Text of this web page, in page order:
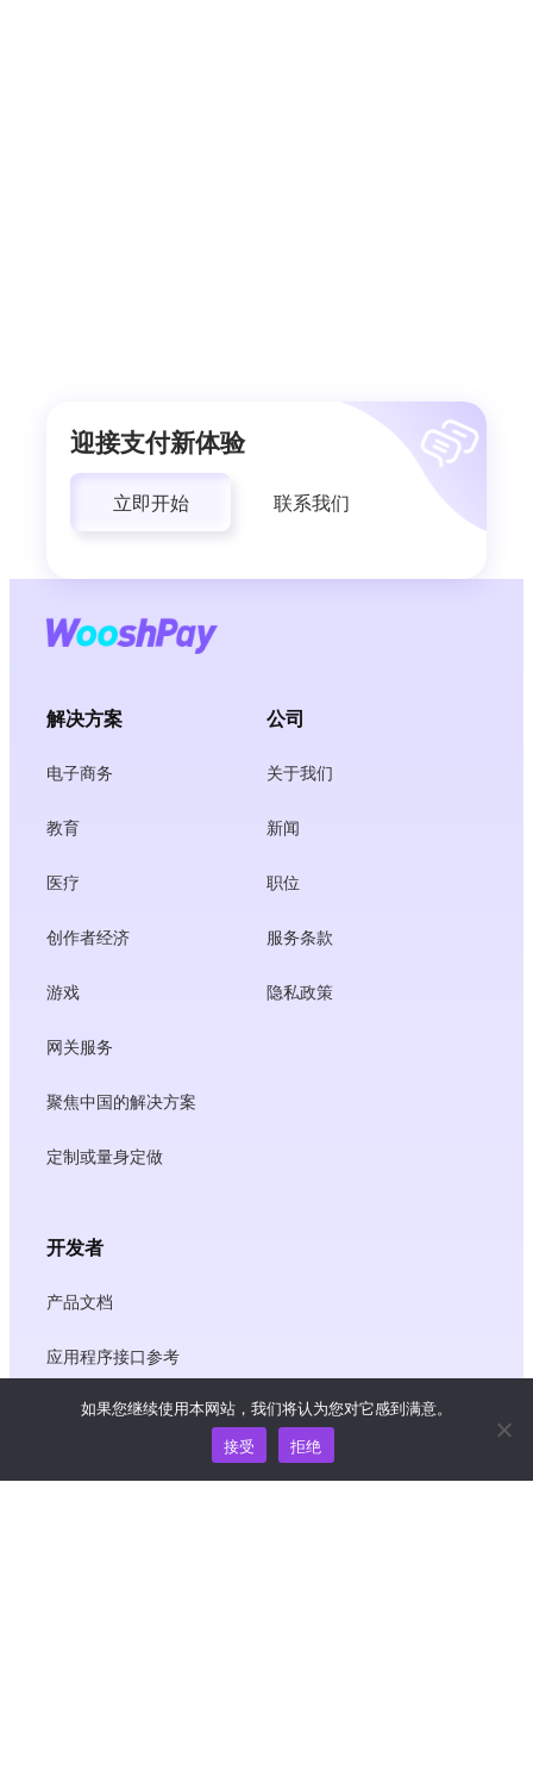
迎接支付新体验
立即开始 联系我们
解决方案
电子商务
教育
医疗
创作者经济
游戏
网关服务
聚焦中国的解决方案
定制或量身定做
公司
关于我们
新闻
职位
服务条款
隐私政策
开发者
产品文档
应用程序接口参考
JS SDK 参考资料
如果您继续使用本网站，我们将认为您对它感到满意。
接受
拒绝